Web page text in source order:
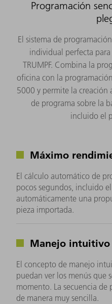
Programación
El sistema de
individual perfecta
TRUMPF. Combina la
oficina con la
5000 y permite la creación
de programa sobre la
incluido el
Máximo
El cálculo automático de
pocos segundos, incluido
automáticamente una
pieza importada.
Manejo intuitivo
El concepto de manejo
puedan ver los menús que
momento. La secuencia
de manera muy sencilla.